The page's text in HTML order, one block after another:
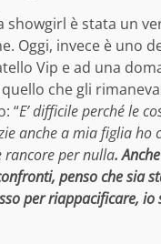
showgirl è stata un
Oggi, invece è uno
Vip e ad una
che gli
“E’ difficile perché le
anche a mia figlia ho
rancore per nulla.
penso che sia
per riappacificare, io